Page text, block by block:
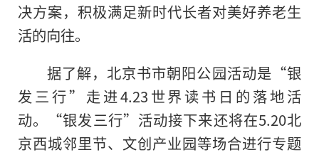
决方案，积极满足新时代长者对美好养老生
活的向往。
据了解，北京书市朝阳公园活动是“银
发三行”走进4.23世界读书日的落地活
动。“银发三行”活动接下来还将在5.20北
京西城邻里节、文创产业园等场合进行专题